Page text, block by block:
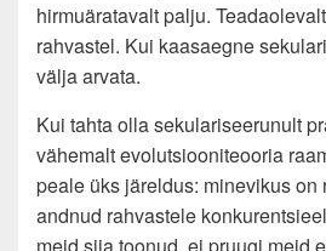
hirmuäratavalt palju.
rahvastel. Kui kaasaegne
välja arvata.
Kui tahta olla sekulariseerunult
vähemalt evolutsiooniteooria
peale üks järeldus: minevikus
andnud rahvastele